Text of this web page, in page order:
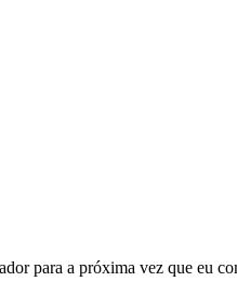
para a próxima vez que eu